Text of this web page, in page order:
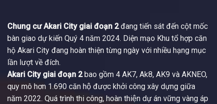
Chung cư Akari City giai đoạn 2đang tiến sát đến cột mốc
bàn giao dự kiến Quý 4 năm 2024. Diện mạo Khu tổ hợp căn
hộ Akari City đang hoàn thiện từng ngày với nhiều hạng mục
lần lượt về đích.
Akari City giai đoạn 2bao gồm 4 AK7, Ak8, AK9 và AKNEO,
quy mô hơn 1.690 căn hộ được khởi công xây dựng giữa
năm 2022. Quá trình thi công, hoàn thiện dự án vững vàng áp